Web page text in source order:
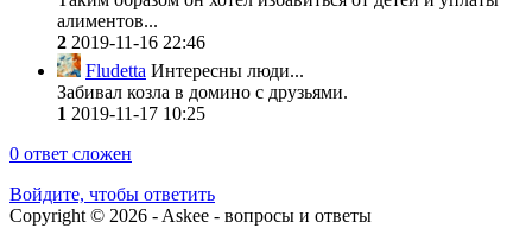
алиментов...
2 2019-11-16 22:46
Fludetta Интересны люди...
Забивал козла в домино с друзьями.
1 2019-11-17 10:25
0 ответ сложен
Войдите, чтобы ответить
Copyright © 2026 - Askee - вопросы и ответы